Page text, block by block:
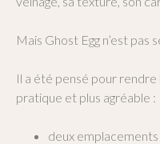
Mais Ghost Egg n’est pas
Il a été pensé pour
pratique et plus agréable :
deux